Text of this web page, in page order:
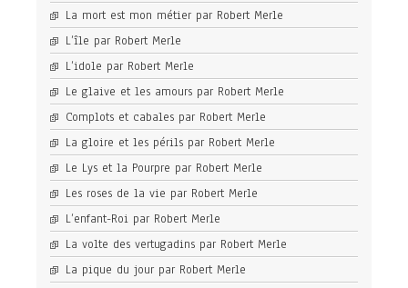
La mort est mon métier par Robert Merle
L’île par Robert Merle
L’idole par Robert Merle
Le glaive et les amours par Robert Merle
Complots et cabales par Robert Merle
La gloire et les périls par Robert Merle
Le Lys et la Pourpre par Robert Merle
Les roses de la vie par Robert Merle
L’enfant-Roi par Robert Merle
La volte des vertugadins par Robert Merle
La pique du jour par Robert Merle